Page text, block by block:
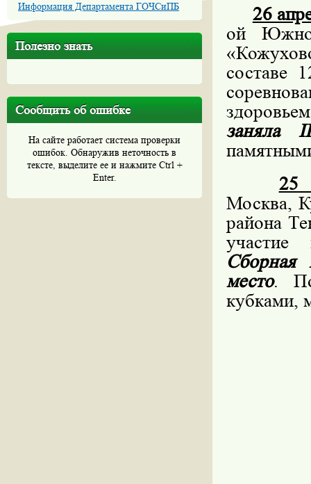
Информация Департамента ГОЧСиПБ
Полезно знать
Сообщить об ошибке
На сайте работает система проверки
ошибок. Обнаружив неточность в
тексте, выделите ее и нажмите Ctrl +
Enter.
26
ой
составе
занялаII
25
Москва,
района
участие
Сборная
место.
кубками,